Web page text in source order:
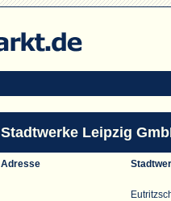
Stadtwerke Leipzig
Adresse